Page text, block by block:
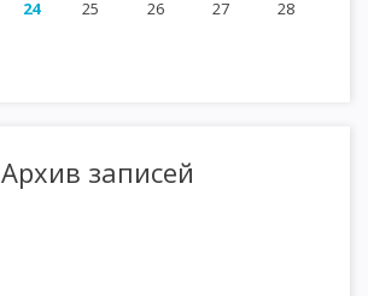
24 25 26 27
28
Архив записей